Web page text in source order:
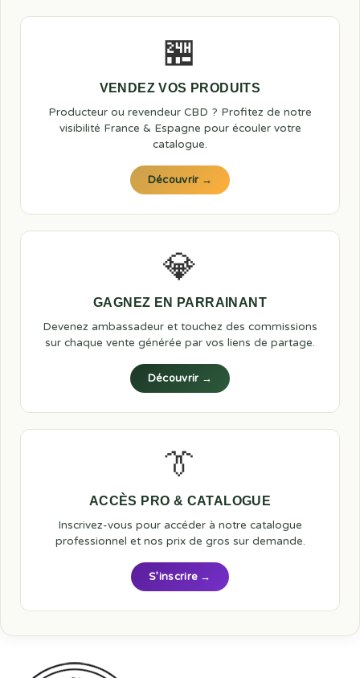
🏪
VENDEZ VOS PRODUITS
Producteur ou revendeur CBD ? Profitez de notre
visibilité France & Espagne pour écouler votre
catalogue.
Découvrir →
💎
GAGNEZ EN PARRAINANT
Devenez ambassadeur et touchez des commissions
sur chaque vente générée par vos liens de partage.
Découvrir →
👔
ACCÈS PRO & CATALOGUE
Inscrivez-vous pour accéder à notre catalogue
professionnel et nos prix de gros sur demande.
S’inscrire →